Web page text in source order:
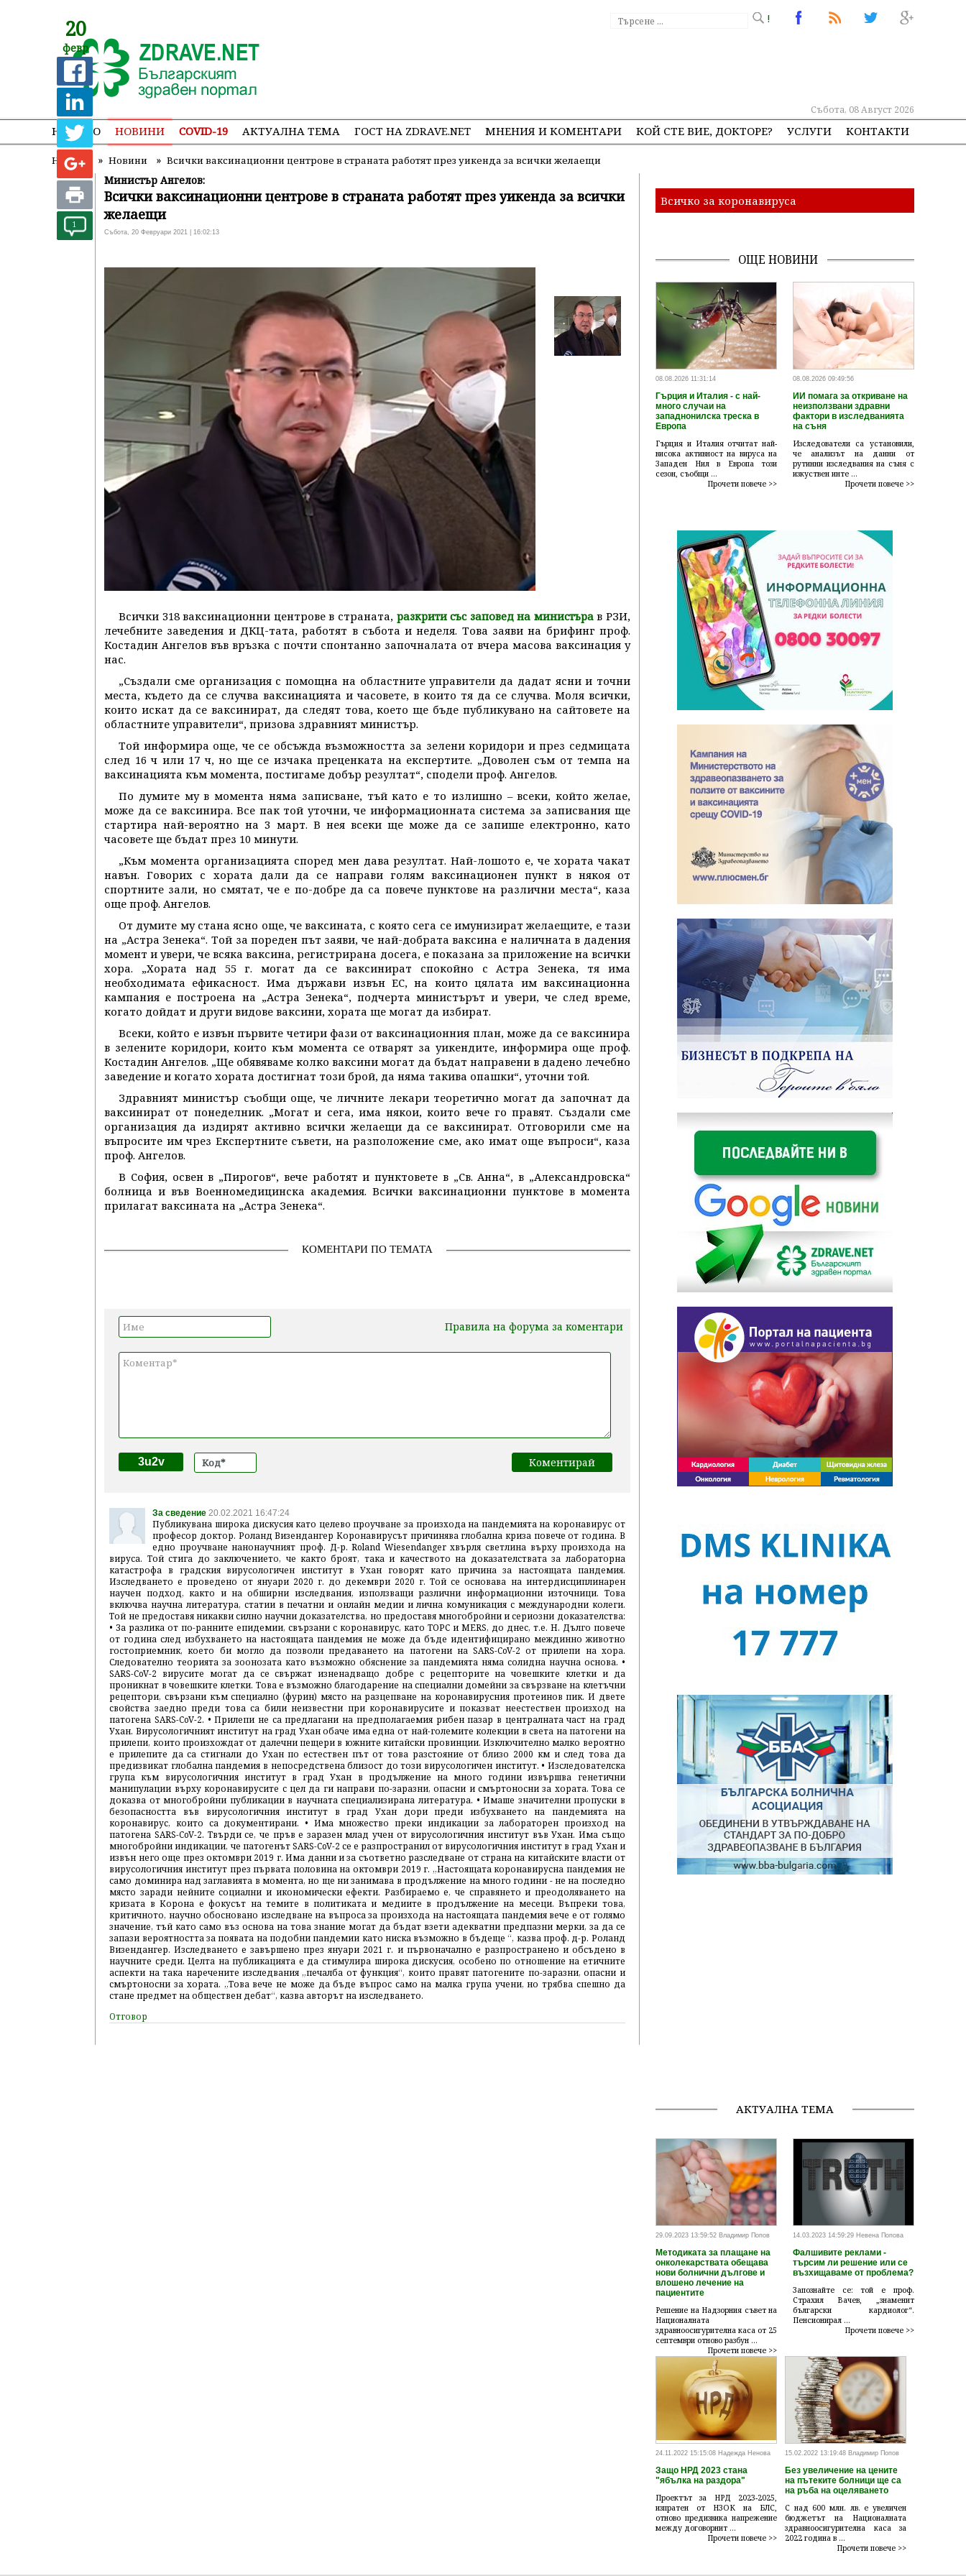
!
Събота, 08 Август 2026
НАЧАЛО НОВИНИ COVID-19 АКТУАЛНА ТЕМА ГОСТ НА ZDRAVE.NET МНЕНИЯ И КОМЕНТАРИ КОЙ СТЕ ВИЕ, ДОКТОРЕ? УСЛУГИ КОНТАКТИ
Начало » Новини » Всички ваксинационни центрове в страната работят през уикенда за всички желаещи
20
февр
1
Министър Ангелов:
Всички ваксинационни центрове в страната работят през уикенда за всички
желаещи
Събота, 20 Февруари 2021 | 16:02:13
Всички 318 ваксинационни центрове в страната, разкрити със заповед на министърав РЗИ,
лечебните заведения и ДКЦ-тата, работят в събота и неделя. Това заяви на брифинг проф.
Костадин Ангелов във връзка с почти спонтанно започналата от вчера масова ваксинация у
нас.
„Създали сме организация с помощна на областните управители да дадат ясни и точни
места, където да се случва ваксинацията и часовете, в които тя да се случва. Моля всички,
които искат да се ваксинират, да следят това, което ще бъде публикувано на сайтовете на
областните управители“, призова здравният министър.
Той информира още, че се обсъжда възможността за зелени коридори и през седмицата
след 16 ч или 17 ч, но ще се изчака преценката на експертите. „Доволен съм от темпа на
ваксинацията към момента, постигаме добър резултат“, сподели проф. Ангелов.
По думите му в момента няма записване, тъй като е то излишно – всеки, който желае,
може да се ваксинира. Все пак той уточни, че информационната система за записвания ще
стартира най-вероятно на 3 март. В нея всеки ще може да се запише електронно, като
часовете ще бъдат през 10 минути.
„Към момента организацията според мен дава резултат. Най-лошото е, че хората чакат
навън. Говорих с хората дали да се направи голям ваксинационен пункт в някоя от
спортните зали, но смятат, че е по-добре да са повече пунктове на различни места“, каза
още проф. Ангелов.
От думите му стана ясно още, че ваксината, с която сега се имунизират желаещите, е тази
на „Астра Зенека“. Той за пореден път заяви, че най-добрата ваксина е наличната в дадения
момент и увери, че всяка ваксина, регистрирана досега, е показана за приложение на всички
хора. „Хората над 55 г. могат да се ваксинират спокойно с Астра Зенека, тя има
необходимата ефикасност. Има държави извън ЕС, на които цялата им ваксинационна
кампания е построена на „Астра Зенека“, подчерта министърът и увери, че след време,
когато дойдат и други видове ваксини, хората ще могат да избират.
Всеки, който е извън първите четири фази от ваксинационния план, може да се ваксинира
в зелените коридори, които към момента се отварят за уикендите, информира още проф.
Костадин Ангелов. „Ще обявяваме колко ваксини могат да бъдат направени в дадено лечебно
заведение и когато хората достигнат този брой, да няма такива опашки“, уточни той.
Здравният министър съобщи още, че личните лекари теоретично могат да започнат да
ваксинират от понеделник. „Могат и сега, има някои, които вече го правят. Създали сме
организация да издирят активно всички желаещи да се ваксинират. Отговорили сме на
въпросите им чрез Експертните съвети, на разположение сме, ако имат още въпроси“, каза
проф. Ангелов.
В София, освен в „Пирогов“, вече работят и пунктовете в „Св. Анна“, в „Александровска“
болница и във Военномедицинска академия. Всички ваксинационни пунктове в момента
прилагат ваксината на „Астра Зенека“.
КОМЕНТАРИ ПО ТЕМАТА
Правила на форума за коментари
3u2v
За сведение 20.02.2021 16:47:24
Публикувана широка дискусия като целево проучване за произхода на пандемията на коронавирус от
професор доктор. Роланд Визендангер Коронавирусът причинява глобална криза повече от година. В
едно проучване нанонаучният проф. Д-р. Roland Wiesendanger хвърля светлина върху произхода на
вируса. Той стига до заключението, че както броят, така и качеството на доказателствата за лабораторна
катастрофа в градския вирусологичен институт в Ухан говорят като причина за настоящата пандемия.
Изследването е проведено от януари 2020 г. до декември 2020 г. Той се основава на интердисциплинарен
научен подход, както и на обширни изследвания, използващи различни информационни източници. Това
включва научна литература, статии в печатни и онлайн медии и лична комуникация с международни колеги.
Той не предоставя никакви силно научни доказателства, но предоставя многобройни и сериозни доказателства:
• За разлика от по-ранните епидемии, свързани с коронавирус, като ТОРС и MERS, до днес, т.е. H. Дълго повече
от година след избухването на настоящата пандемия не може да бъде идентифицирано междинно животно
гостоприемник, което би могло да позволи предаването на патогени на SARS-CoV-2 от прилепи на хора.
Следователно теорията за зоонозата като възможно обяснение за пандемията няма солидна научна основа. •
SARS-CoV-2 вирусите могат да се свържат изненадващо добре с рецепторите на човешките клетки и да
проникнат в човешките клетки. Това е възможно благодарение на специални домейни за свързване на клетъчни
рецептори, свързани към специално (фурин) място на разцепване на коронавирусния протеинов пик. И двете
свойства заедно преди това са били неизвестни при коронавирусите и показват неестествен произход на
патогена SARS-CoV-2. • Прилепи не са предлагани на предполагаемия рибен пазар в централната част на град
Ухан. Вирусологичният институт на град Ухан обаче има една от най-големите колекции в света на патогени на
прилепи, които произхождат от далечни пещери в южните китайски провинции. Изключително малко вероятно
е прилепите да са стигнали до Ухан по естествен път от това разстояние от близо 2000 км и след това да
предизвикат глобална пандемия в непосредствена близост до този вирусологичен институт. • Изследователска
група към вирусологичния институт в град Ухан в продължение на много години извършва генетични
манипулации върху коронавирусите с цел да ги направи по-заразни, опасни и смъртоносни за хората. Това се
доказва от многобройни публикации в научната специализирана литература. • Имаше значителни пропуски в
безопасността във вирусологичния институт в град Ухан дори преди избухването на пандемията на
коронавирус, които са документирани. • Има множество преки индикации за лабораторен произход на
патогена SARS-CoV-2. Твърди се, че пръв е заразен млад учен от вирусологичния институт във Ухан. Има също
многобройни индикации, че патогенът SARS-CoV-2 се е разпространил от вирусологичния институт в град Ухан и
извън него още през октомври 2019 г. Има данни и за съответно разследване от страна на китайските власти от
вирусологичния институт през първата половина на октомври 2019 г. „Настоящата коронавирусна пандемия не
само доминира над заглавията в момента, но ще ни занимава в продължение на много години - не на последно
място заради нейните социални и икономически ефекти. Разбираемо е, че справянето и преодоляването на
кризата в Корона е фокусът на темите в политиката и медиите в продължение на месеци. Въпреки това,
критичното, научно обосновано изследване на въпроса за произхода на настоящата пандемия вече е от голямо
значение, тъй като само въз основа на това знание могат да бъдат взети адекватни предпазни мерки, за да се
запази вероятността за появата на подобни пандемии като ниска възможно в бъдеще “, казва проф. д-р. Роланд
Визендангер. Изследването е завършено през януари 2021 г. и първоначално е разпространено и обсъдено в
научните среди. Целта на публикацията е да стимулира широка дискусия, особено по отношение на етичните
аспекти на така наречените изследвания „печалба от функция“, които правят патогените по-заразни, опасни и
смъртоносни за хората. „Това вече не може да бъде въпрос само на малка група учени, но трябва спешно да
стане предмет на обществен дебат“, казва авторът на изследването.
Всичко за коронавируса
ОЩЕ НОВИНИ
08.08.2026 11:31:14
Гърция и Италия - с най-
много случаи на
западнонилска треска в
Европа
Гърция и Италия отчитат най-
висока активност на вируса на
Западен Нил в Европа този
сезон, съобщи ...
Прочети повече >>
08.08.2026 09:49:56
ИИ помага за откриване на
неизползвани здравни
фактори в изследванията
на съня
Изследователи са установили,
че анализът на данни от
рутинни изследвания на съня с
изкуствен инте ...
Прочети повече >>
АКТУАЛНА ТЕМА
29.09.2023 13:59:52 Владимир Попов
Методиката за плащане на
онколекарствата обещава
нови болнични дългове и
влошено лечение на
пациентите
Решение на Надзорния съвет на
Националната
здравноосигурителна каса от 25
септември отново разбун ...
Прочети повече >>
14.03.2023 14:59:29 Невена Попова
Фалшивите реклами -
търсим ли решение или се
възхищаваме от проблема?
Запознайте се: той е проф.
Страхил Вачев, „знаменит
български кардиолог“.
Пенсионирал ...
Прочети повече >>
24.11.2022 15:15:08 Надежда Ненова
Защо НРД 2023 стана
"ябълка на раздора"
Проектът за НРД 2023-2025,
изпратен от НЗОК на БЛС,
отново предизвика напрежение
между договорнит ...
Прочети повече >>
15.02.2022 13:19:48 Владимир Попов
Без увеличение на цените
на пътеките болници ще са
на ръба на оцеляването
С над 600 млн. лв. е увеличен
бюджетът на Националната
здравноосигурителна каса за
2022 година в ...
Прочети повече >>